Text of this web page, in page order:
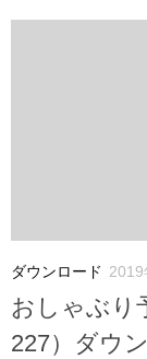
ダウンロード 2019
おしゃぶり
227）ダウ